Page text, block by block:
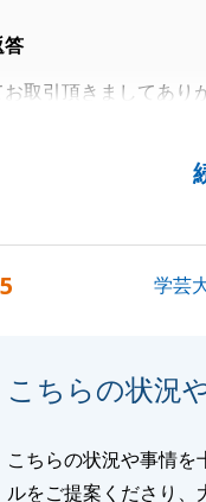
答
取引頂きましてあり
迅速にご対応いただき
お願いいたします。
5 学芸
こちらの状況
こちらの状況や事情を
ルをご提案くださり、